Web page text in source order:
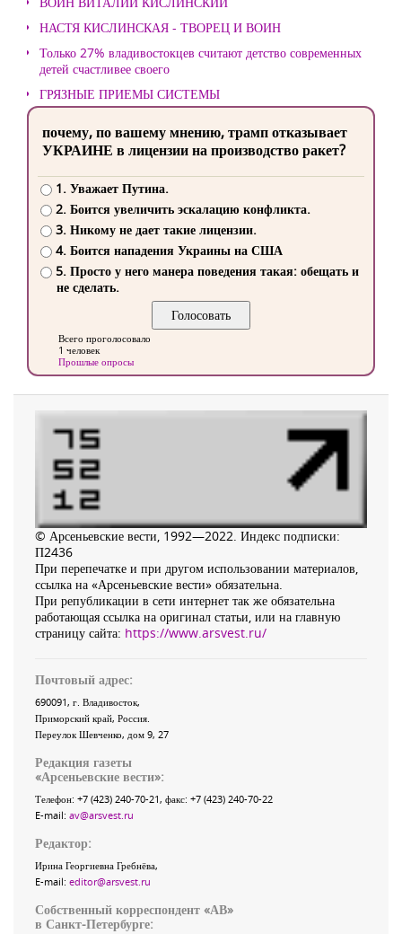
НАСТЯ КИСЛИНСКАЯ - ТВОРЕЦ И ВОИН
Только 27% владивостокцев считают детство современных
детей счастливее своего
ГРЯЗНЫЕ ПРИЕМЫ СИСТЕМЫ
почему, по вашему мнению, трамп отказывает
УКРАИНЕ в лицензии на производство ракет?
1. Уважает Путина.
2. Боится увеличить эскалацию конфликта.
3. Никому не дает такие лицензии.
4. Боится нападения Украины на США
5. Просто у него манера поведения такая: обещать и
не сделать.
Всего проголосовало
1 человек
Прошлые опросы
© Арсеньевские вести, 1992—2022. Индекс подписки:
П2436
При перепечатке и при другом использовании материалов,
ссылка на «Арсеньевские вести» обязательна.
При републикации в сети интернет так же обязательна
работающая ссылка на оригинал статьи, или на главную
страницу сайта: https://www.arsvest.ru/
Почтовый адрес:
690091, г. Владивосток,
Приморский край, Россия
Переулок Шевченко, дом 9, 27
Редакция газеты
«Арсеньевские вести»:
Телефон: +7 (423) 240-70-21, факс: +7 (423) 240-70-22
E-mail: av@arsvest.ru
Редактор:
Ирина Георгиевна Гребнёва,
E-mail: editor@arsvest.ru
Собственный корреспондент «АВ»
в Санкт-Петербурге: